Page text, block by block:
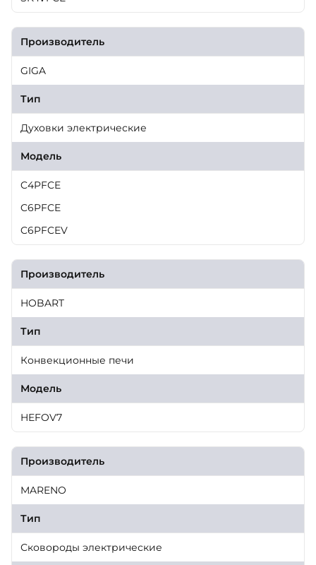
Производитель
GIGA
Тип
Духовки электрические
Модель
C4PFCE
C6PFCE
C6PFCEV
Производитель
HOBART
Тип
Конвекционные печи
Модель
HEFOV7
Производитель
MARENO
Тип
Сковороды электрические